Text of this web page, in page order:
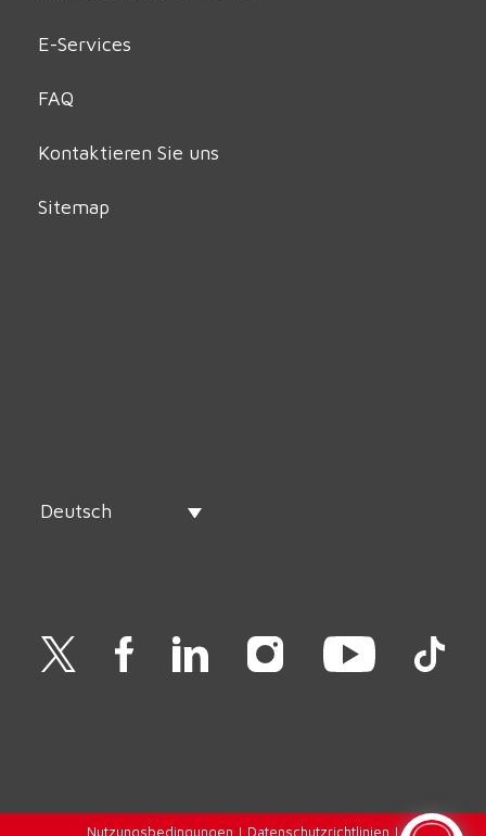
E-Services
FAQ
Kontaktieren Sie uns
Sitemap
Deutsch
Nutzungsbedingungen | Datenschutzrichtlinien |